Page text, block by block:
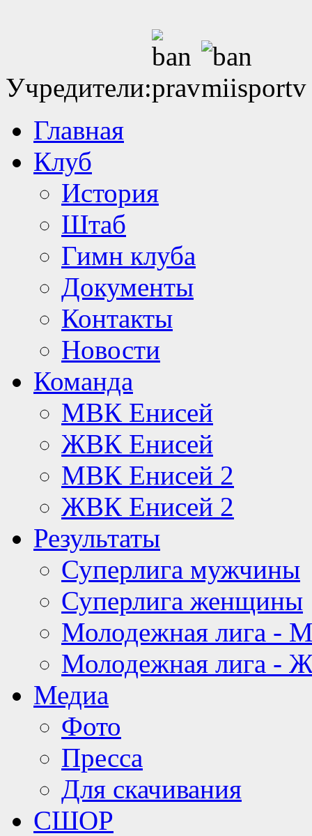
Учредители:
Главная
Клуб
История
Штаб
Гимн клуба
Документы
Контакты
Новости
Команда
МВК Енисей
ЖВК Енисей
МВК Енисей 2
ЖВК Енисей 2
Результаты
Суперлига мужчины
Суперлига женщины
Молодежная лига -
Молодежная лига -
Медиа
Фото
Пресса
Для скачивания
СШОР